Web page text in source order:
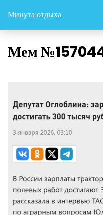
Минута отдыха
Мем